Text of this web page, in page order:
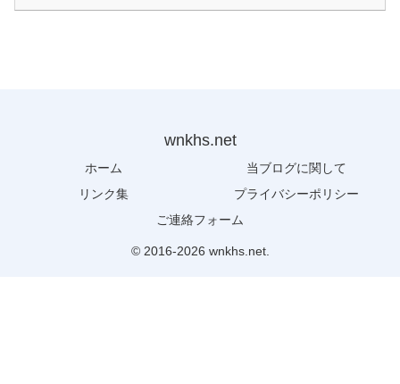
wnkhs.net
ホーム
当ブログに関して
リンク集
プライバシーポリシー
ご連絡フォーム
© 2016-2026 wnkhs.net.